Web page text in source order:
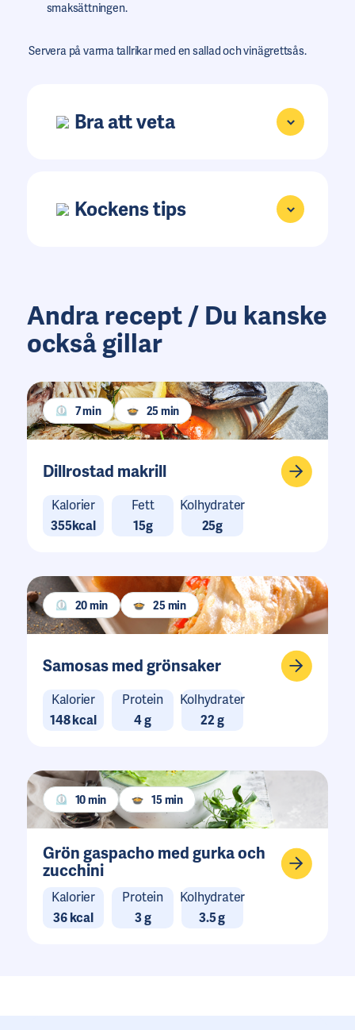
smaksättningen.
Servera på varma tallrikar med en sallad och vinägrettsås.
Bra att veta
Kockens tips
Andra recept / Du kanske
också gillar
7 min 25 min
Dillrostad makrill
Kalorier
355kcal
Fett
15g
Kolhydrater
25g
20 min 25 min
Samosas med grönsaker
Kalorier
148 kcal
Protein
4 g
Kolhydrater
22 g
10 min 15 min
Grön gaspacho med gurka och
zucchini
Kalorier
36 kcal
Protein
3 g
Kolhydrater
3.5 g